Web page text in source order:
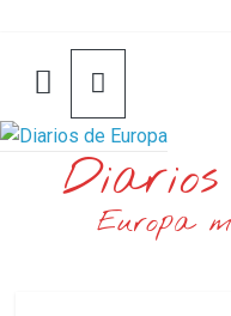
contenido
Europa